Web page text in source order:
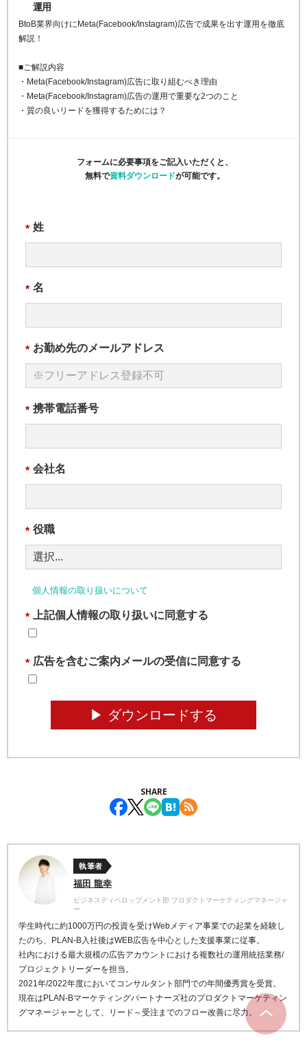
運用
BtoB業界向けにMeta(Facebook/Instagram)広告で成果を出す運用を徹底
解説！
■ご解説内容
・Meta(Facebook/Instagram)広告に取り組むべき理由
・Meta(Facebook/Instagram)広告の運用で重要な2つのこと
・質の良いリードを獲得するためには？
フォームに必要事項をご記入いただくと、
無料で資料ダウンロードが可能です。
* 姓
* 名
* お勤め先のメールアドレス
* 携帯電話番号
* 会社名
* 役職
個人情報の取り扱いについて
* 上記個人情報の取り扱いに同意する
* 広告を含むご案内メールの受信に同意する
▶︎ ダウンロードする
SHARE
執筆者
福田 龍幸
ビジネスディベロップメント部 プロダクトマーケティングマネージャ
ー
学生時代に約1000万円の投資を受けWebメディア事業での起業を経験し
たのち、PLAN-B入社後はWEB広告を中心とした支援事業に従事。
社内における最大規模の広告アカウントにおける複数社の運用統括業務/
プロジェクトリーダーを担当。
2021年/2022年度においてコンサルタント部門での年間優秀賞を受賞。
現在はPLAN-Bマーケティングパートナーズ社のプロダクトマーケティン
グマネージャーとして、リード～受注までのフロー改善に尽力。